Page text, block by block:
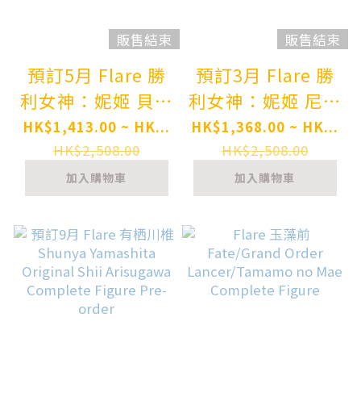
販售結束
預訂5月 Flare 勝
利女神：妮姬 貝伊
Goddess of
Victory: Nikke
Bay Complete
Figure Pre-order
HK$1,413.00 ~ HK...
HK$2,508.00
加入購物車
販售結束
預訂3月 Flare 勝
利女神：妮姬 尼羅
Goddess of
Victory: Nikke
Nero Complete
Figure Pre-order
HK$1,368.00 ~ HK...
HK$2,508.00
加入購物車